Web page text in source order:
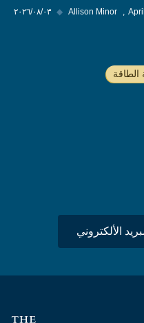
٠٣‏/٠٨‏/٢٠٢٦ ◆ Allison Minor
الطاقة
الألكتروني